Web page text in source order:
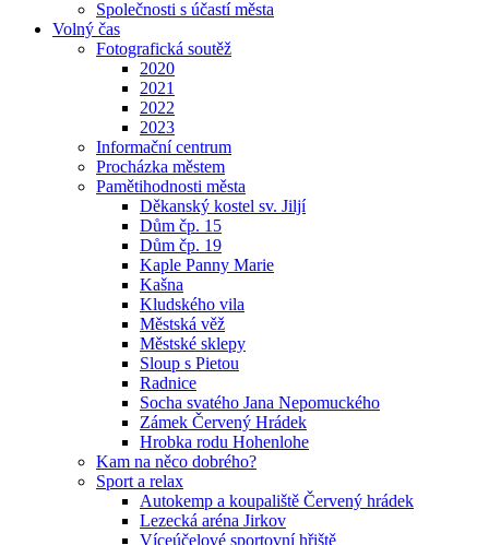
Společnosti s účastí města
Volný čas
Fotografická soutěž
2020
2021
2022
2023
Informační centrum
Procházka městem
Pamětihodnosti města
Děkanský kostel sv. Jiljí
Dům čp. 15
Dům čp. 19
Kaple Panny Marie
Kašna
Kludského vila
Městská věž
Městské sklepy
Sloup s Pietou
Radnice
Socha svatého Jana Nepomuckého
Zámek Červený Hrádek
Hrobka rodu Hohenlohe
Kam na něco dobrého?
Sport a relax
Autokemp a koupaliště Červený hrádek
Lezecká aréna Jirkov
Víceúčelové sportovní hřiště